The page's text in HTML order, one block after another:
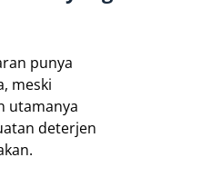
punya
meski
utamanya
deterjen